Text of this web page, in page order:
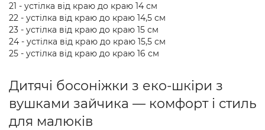
21 - устілка від краю до краю 14 см
22 - устілка від краю до краю 14,5 см
23 - устілка від краю до краю 15 см
24 - устілка від краю до краю 15,5 см
25 - устілка від краю до краю 16 см
Дитячі босоніжки з еко-шкіри з
вушками зайчика — комфорт і стиль
для малюків